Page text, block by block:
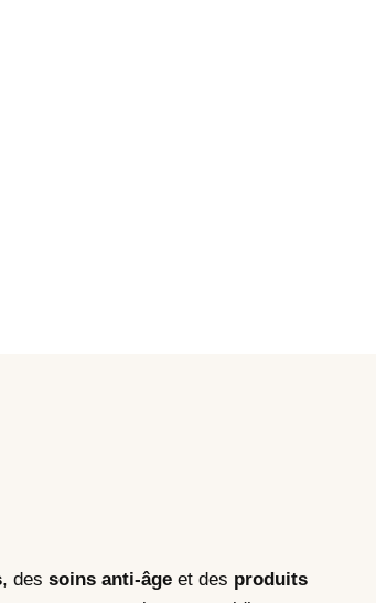
, des soins anti-âge et des produits